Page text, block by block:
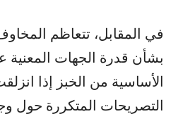
في المقابل، تتعاظم
بشأن قدرة الجهات المعنية
الأساسية من الخبز إذا
التصريحات المتكررة حول